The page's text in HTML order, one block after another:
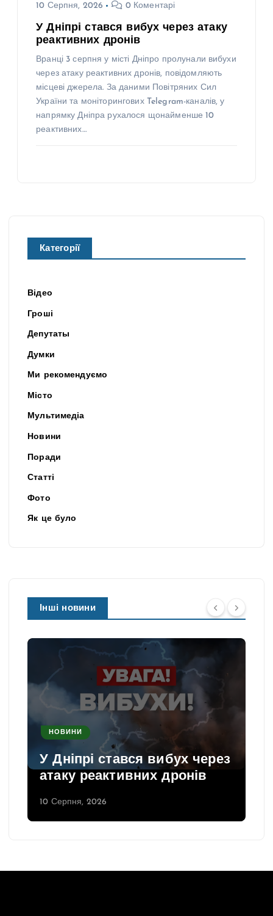
10 Серпня, 2026 0 Коментарі
У Дніпрі стався вибух через атаку
реактивних дронів
Вранці 3 серпня у місті Дніпро пролунали вибухи
через атаку реактивних дронів, повідомляють
місцеві джерела. За даними Повітряних Сил
України та моніторингових Telegram-каналів, у
напрямку Дніпра рухалося щонайменше 10
реактивних…
Категорії
Відео
Гроші
Депутаты
Думки
Ми рекомендуємо
Місто
Мультимедіа
Новини
Поради
Статті
Фото
Як це було
Інші новини
НОВИНИ
У Дніпрі стався вибух через
атаку реактивних дронів
10 Серпня, 2026